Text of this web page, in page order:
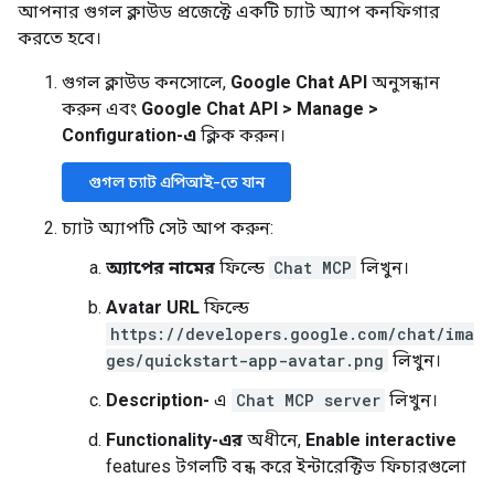
আপনার গুগল ক্লাউড প্রজেক্টে একটি চ্যাট অ্যাপ কনফিগার
করতে হবে।
গুগল ক্লাউড কনসোলে, Google Chat API অনুসন্ধান
করুন এবং Google Chat API > Manage >
Configuration-এ ক্লিক করুন।
গুগল চ্যাট এপিআই-তে যান
চ্যাট অ্যাপটি সেট আপ করুন:
অ্যাপের নামের ফিল্ডে Chat MCP লিখুন।
Avatar URL ফিল্ডে
https://developers.google.com/chat/ima
ges/quickstart-app-avatar.png লিখুন।
Description- এ Chat MCP server লিখুন।
Functionality-এর অধীনে, Enable interactive
features টগলটি বন্ধ করে ইন্টারেক্টিভ ফিচারগুলো